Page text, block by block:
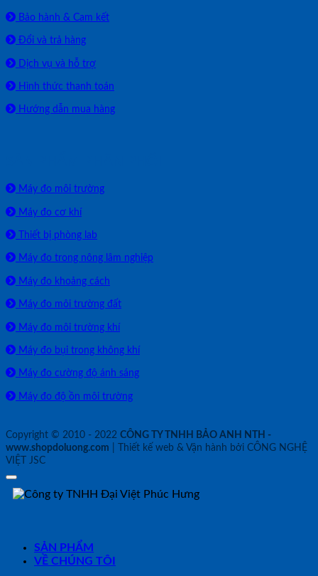
Bảo hành & Cam kết
Đổi và trả hàng
Dịch vụ và hỗ trợ
Hình thức thanh toán
Hướng dẫn mua hàng
Máy đo môi trường
Máy đo cơ khí
Thiết bị phòng lab
Máy đo trong nông lâm nghiệp
Máy đo khoảng cách
Máy đo môi trường đất
Máy đo môi trường khí
Máy đo bụi trong không khí
Máy đo cường độ ánh sáng
Máy đo độ ồn môi trường
Copyright © 2010 - 2022 CÔNG TY TNHH BẢO ANH NTH -
www.shopdoluong.com | Thiết kế web & Vận hành bởi CÔNG NGHỆ
VIỆT JSC
SẢN PHẨM
VỀ CHÚNG TÔI